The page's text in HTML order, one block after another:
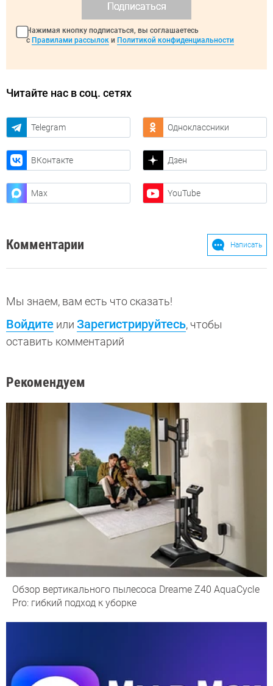
Подписаться
Нажимая кнопку подписаться, вы соглашаетесь
с Правилами рассылок и Политикой конфиденциальности
Читайте нас в соц. сетях
Telegram Одноклассники
ВКонтакте Дзен
Max YouTube
Комментарии Написать
Мы знаем, вам есть что сказать!
Войдите или Зарегистрируйтесь, чтобы
оставить комментарий
Рекомендуем
Обзор вертикального пылесоса Dreame Z40 AquaCycle
Pro: гибкий подход к уборке